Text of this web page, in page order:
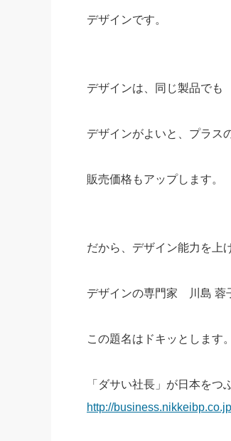
デザインです。
デザインは、同じ製品でも
デザインがよいと、プラス
販売価格もアップします。
だから、デザイン能力を上
デザインの専門家 川島 蓉
この題名はドキッとします。
「ダサい社長」が日本をつ
http://